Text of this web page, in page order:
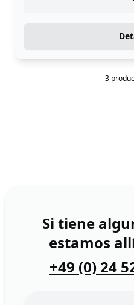
3
Si tiene
estamos
+49 (0) 24